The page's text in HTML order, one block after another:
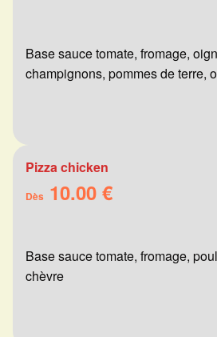
Base sauce tomate, fromage,
champignons, pommes de terre,
Pizza chicken
Dès 10.00 €
Base sauce tomate, fromage,
chèvre